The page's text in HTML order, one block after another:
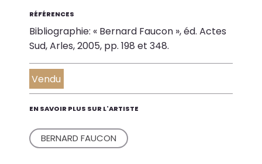
RÉFÉRENCES
Bibliographie: « Bernard Faucon », éd. Actes
Sud, Arles, 2005, pp. 198 et 348.
Vendu
EN SAVOIR PLUS SUR L'ARTISTE
BERNARD FAUCON